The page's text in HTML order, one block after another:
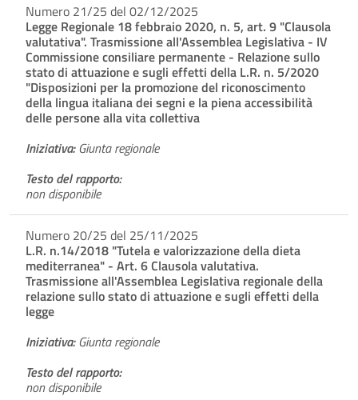
Numero 21/25 del 02/12/2025
Legge Regionale 18 febbraio 2020, n. 5, art. 9 "Clausola
valutativa". Trasmissione all'Assemblea Legislativa - IV
Commissione consiliare permanente - Relazione sullo
stato di attuazione e sugli effetti della L.R. n. 5/2020
"Disposizioni per la promozione del riconoscimento
della lingua italiana dei segni e la piena accessibilità
delle persone alla vita collettiva
Iniziativa:Giunta regionale
Testo del rapporto:
non disponibile
Numero 20/25 del 25/11/2025
L.R. n.14/2018 "Tutela e valorizzazione della dieta
mediterranea" - Art. 6 Clausola valutativa.
Trasmissione all'Assemblea Legislativa regionale della
relazione sullo stato di attuazione e sugli effetti della
legge
Iniziativa:Giunta regionale
Testo del rapporto:
non disponibile